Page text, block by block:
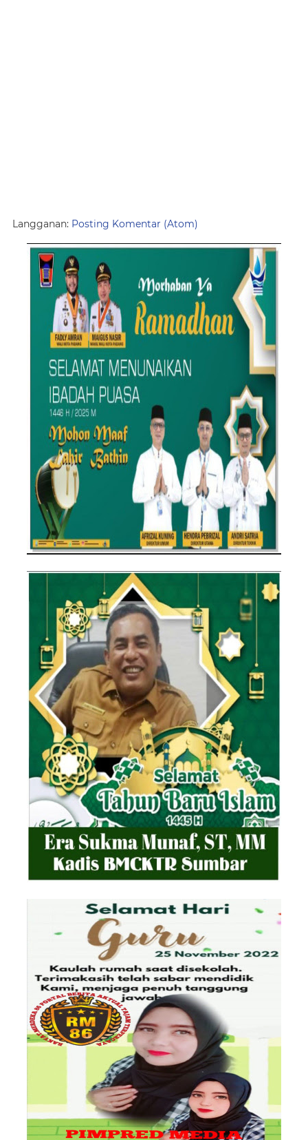
Langganan: Posting Komentar (Atom)